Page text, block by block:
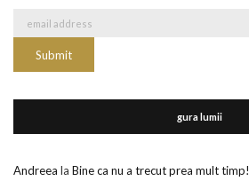
gura lumii
Andreea la Bine ca nu a trecut prea mult timp!